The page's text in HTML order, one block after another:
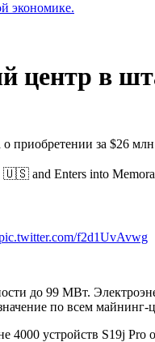
экономике.
центр в
о приобретении за
and Enters into
f2d1UvAvwg
до 99 МВт.
по всем
4000 устройств S19j